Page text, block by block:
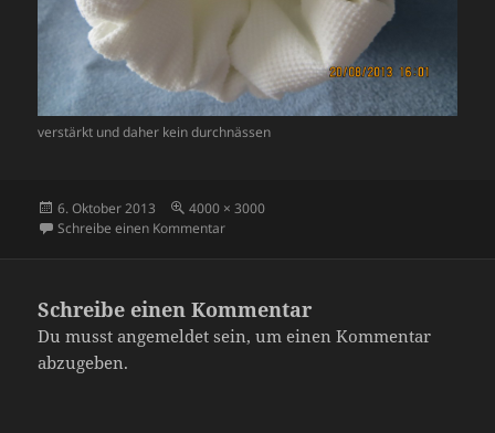
verstärkt und daher kein durchnässen
Veröffentlicht
am
6. Oktober 2013 Originalgröße
4000 × 3000
Schreibe einen Kommentarzu IMG_1123
Schreibe einen Kommentar
Du musstangemeldet sein, um einen Kommentar
abzugeben.